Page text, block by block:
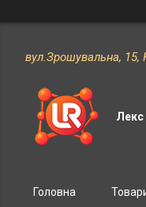
вул.Зрошувальна, 15,
Лекс
Головна